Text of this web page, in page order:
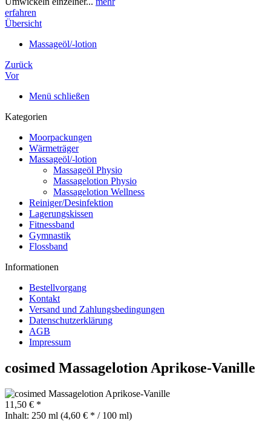
erfahren
Übersicht
Massageöl/-lotion
Zurück
Vor
Menü schließen
Kategorien
Moorpackungen
Wärmeträger
Massageöl/-lotion
Massageöl Physio
Massagelotion Physio
Massagelotion Wellness
Reiniger/Desinfektion
Lagerungskissen
Fitnessband
Gymnastik
Flossband
Informationen
Bestellvorgang
Kontakt
Versand und Zahlungsbedingungen
Datenschutzerklärung
AGB
Impressum
cosimed Massagelotion Aprikose-Vanille
11,50 € *
Inhalt: 250 ml (4,60 € * / 100 ml)